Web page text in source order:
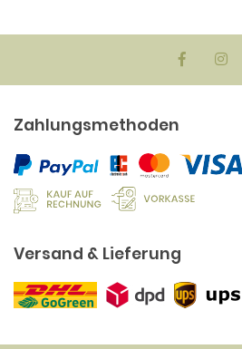
Zahlungsmethoden
Versand & Lieferung